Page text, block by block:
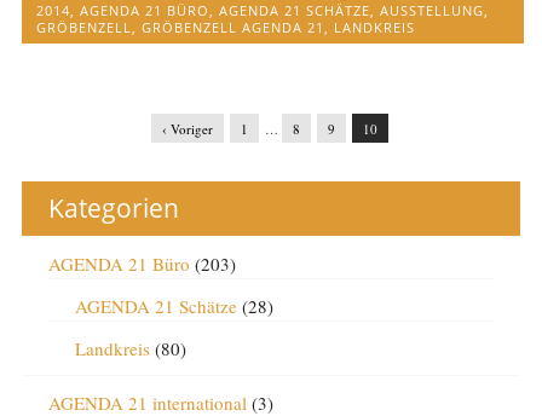
2014,AGENDA 21 BÜRO,AGENDA 21 SCHÄTZE,AUSSTELLUNG,
GRÖBENZELL,GRÖBENZELL AGENDA 21, LANDKREIS
‹ Voriger 1 … 8 9 10
Kategorien
AGENDA 21 Büro (203)
AGENDA 21 Schätze(28)
Landkreis(80)
AGENDA 21 international (3)